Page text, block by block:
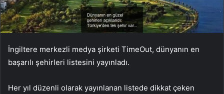
İngiltere merkezli medya şirketi TimeOut, dünyanın en
başarılı şehirleri listesini yayınladı.
Her yıl düzenli olarak yayınlanan listede dikkat çeken